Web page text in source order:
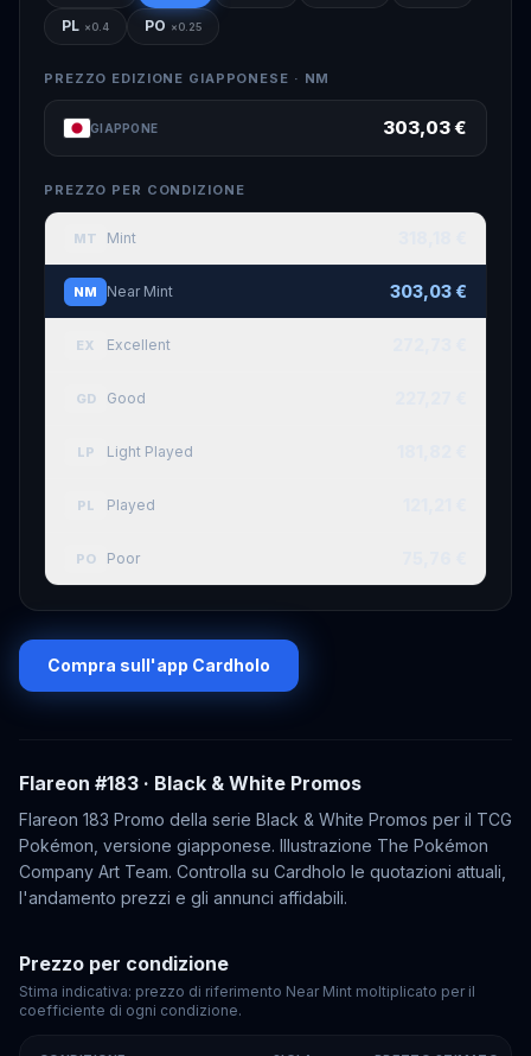
PL ×0.4 PO ×0.25
PREZZO EDIZIONE GIAPPONESE · NM
GIAPPONE 303,03 €
PREZZO PER CONDIZIONE
MT Mint
NM Near Mint 303,03 €
EX Excellent
GD Good
LP Light Played
PL Played
PO Poor
Compra sull'app Cardholo
Flareon #183 · Black & White Promos
Flareon 183 Promo della serie Black & White Promos per il TCG
Pokémon, versione giapponese. Illustrazione The Pokémon
Company Art Team. Controlla su Cardholo le quotazioni attuali,
l'andamento prezzi e gli annunci affidabili.
Prezzo per condizione
Stima indicativa: prezzo di riferimento Near Mint moltiplicato per il
coefficiente di ogni condizione.